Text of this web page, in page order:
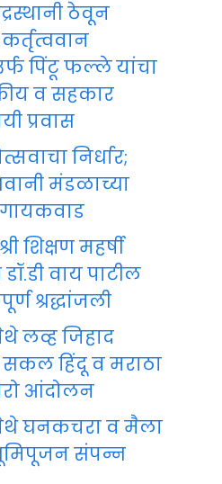
ठेवून
पिंटू फल्ले यांचा
व सहकार
प्रवास
निर्धार;
मंडळाच्या
गायकवाड
शिक्षण महर्षी
वाय पाटील
श्रद्धांजली
लव्ह जिहाद
सकल हिंदू व मराठा
आंदोलन
घनकचरा व मैला
संपन्न